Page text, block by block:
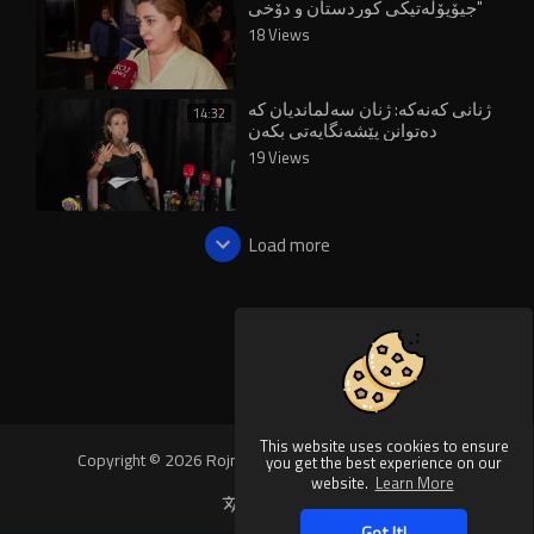
This website uses cookies to ensure
you get the best experience on our
website. Learn More
"جیۆپۆلەتیکی کوردستان و دۆخی
ژنان" دەڕوانن
18 Views
14:32 ژنانی کەنەکە: ژنان سەلماندیان کە
دەتوانن پێشەنگایەتی بکەن
19 Views
Load more
Copyright © 2026 Rojnews Video. All rights reserved.
Language